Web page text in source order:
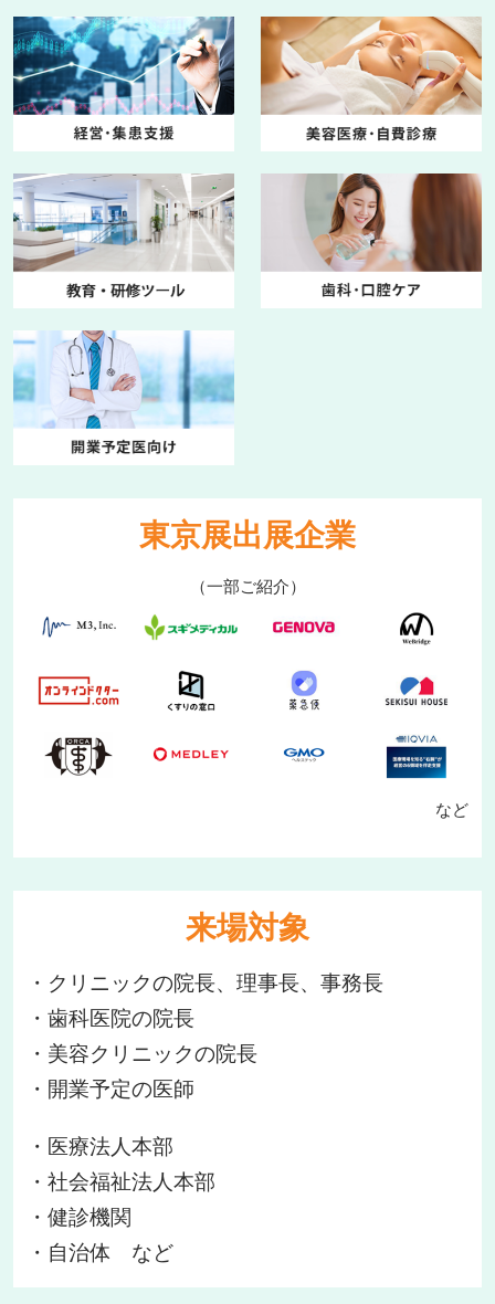
東京展出展企業
（一部ご紹介）
など
来場対象
・クリニックの院長、理事長、事務長
・歯科医院の院長
・美容クリニックの院長
・開業予定の医師
・医療法人本部
・社会福祉法人本部
・健診機関
・自治体 など